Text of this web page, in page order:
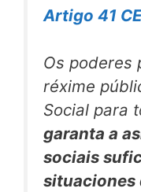
Artigo 41 CE
Os poderes
réxime
Social para
garanta a
sociais
situaciones